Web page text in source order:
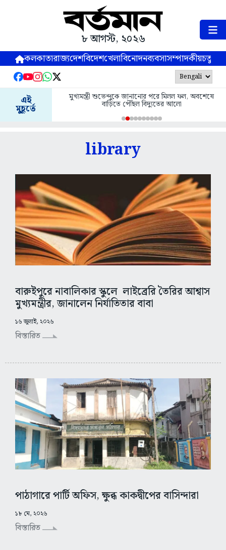
৮ আগস্ট, ২০২৬
কলকাতারাজ্যদেশবিদেশখেলাবিনোদনব্যবসাসম্পাদকীয়
এই
মুহূর্তে
মুখ্যমন্ত্রী শুভেন্দুকে জানানোর পরে মিলল ফল, অবশেষে
বাড়িতে পৌঁছল বিদ্যুতের আলো
library
বারুইপুরে নাবালিকার স্কুলে লাইব্রেরি তৈরির আশ্বাস
মুখ্যমন্ত্রীর, জানালেন নির্যাতিতার বাবা
১৬ জুলাই, ২০২৬
বিস্তারিত
পাঠাগারে পার্টি অফিস, ক্ষুব্ধ কাকদ্বীপের বাসিন্দারা
১৮ মে, ২০২৬
বিস্তারিত